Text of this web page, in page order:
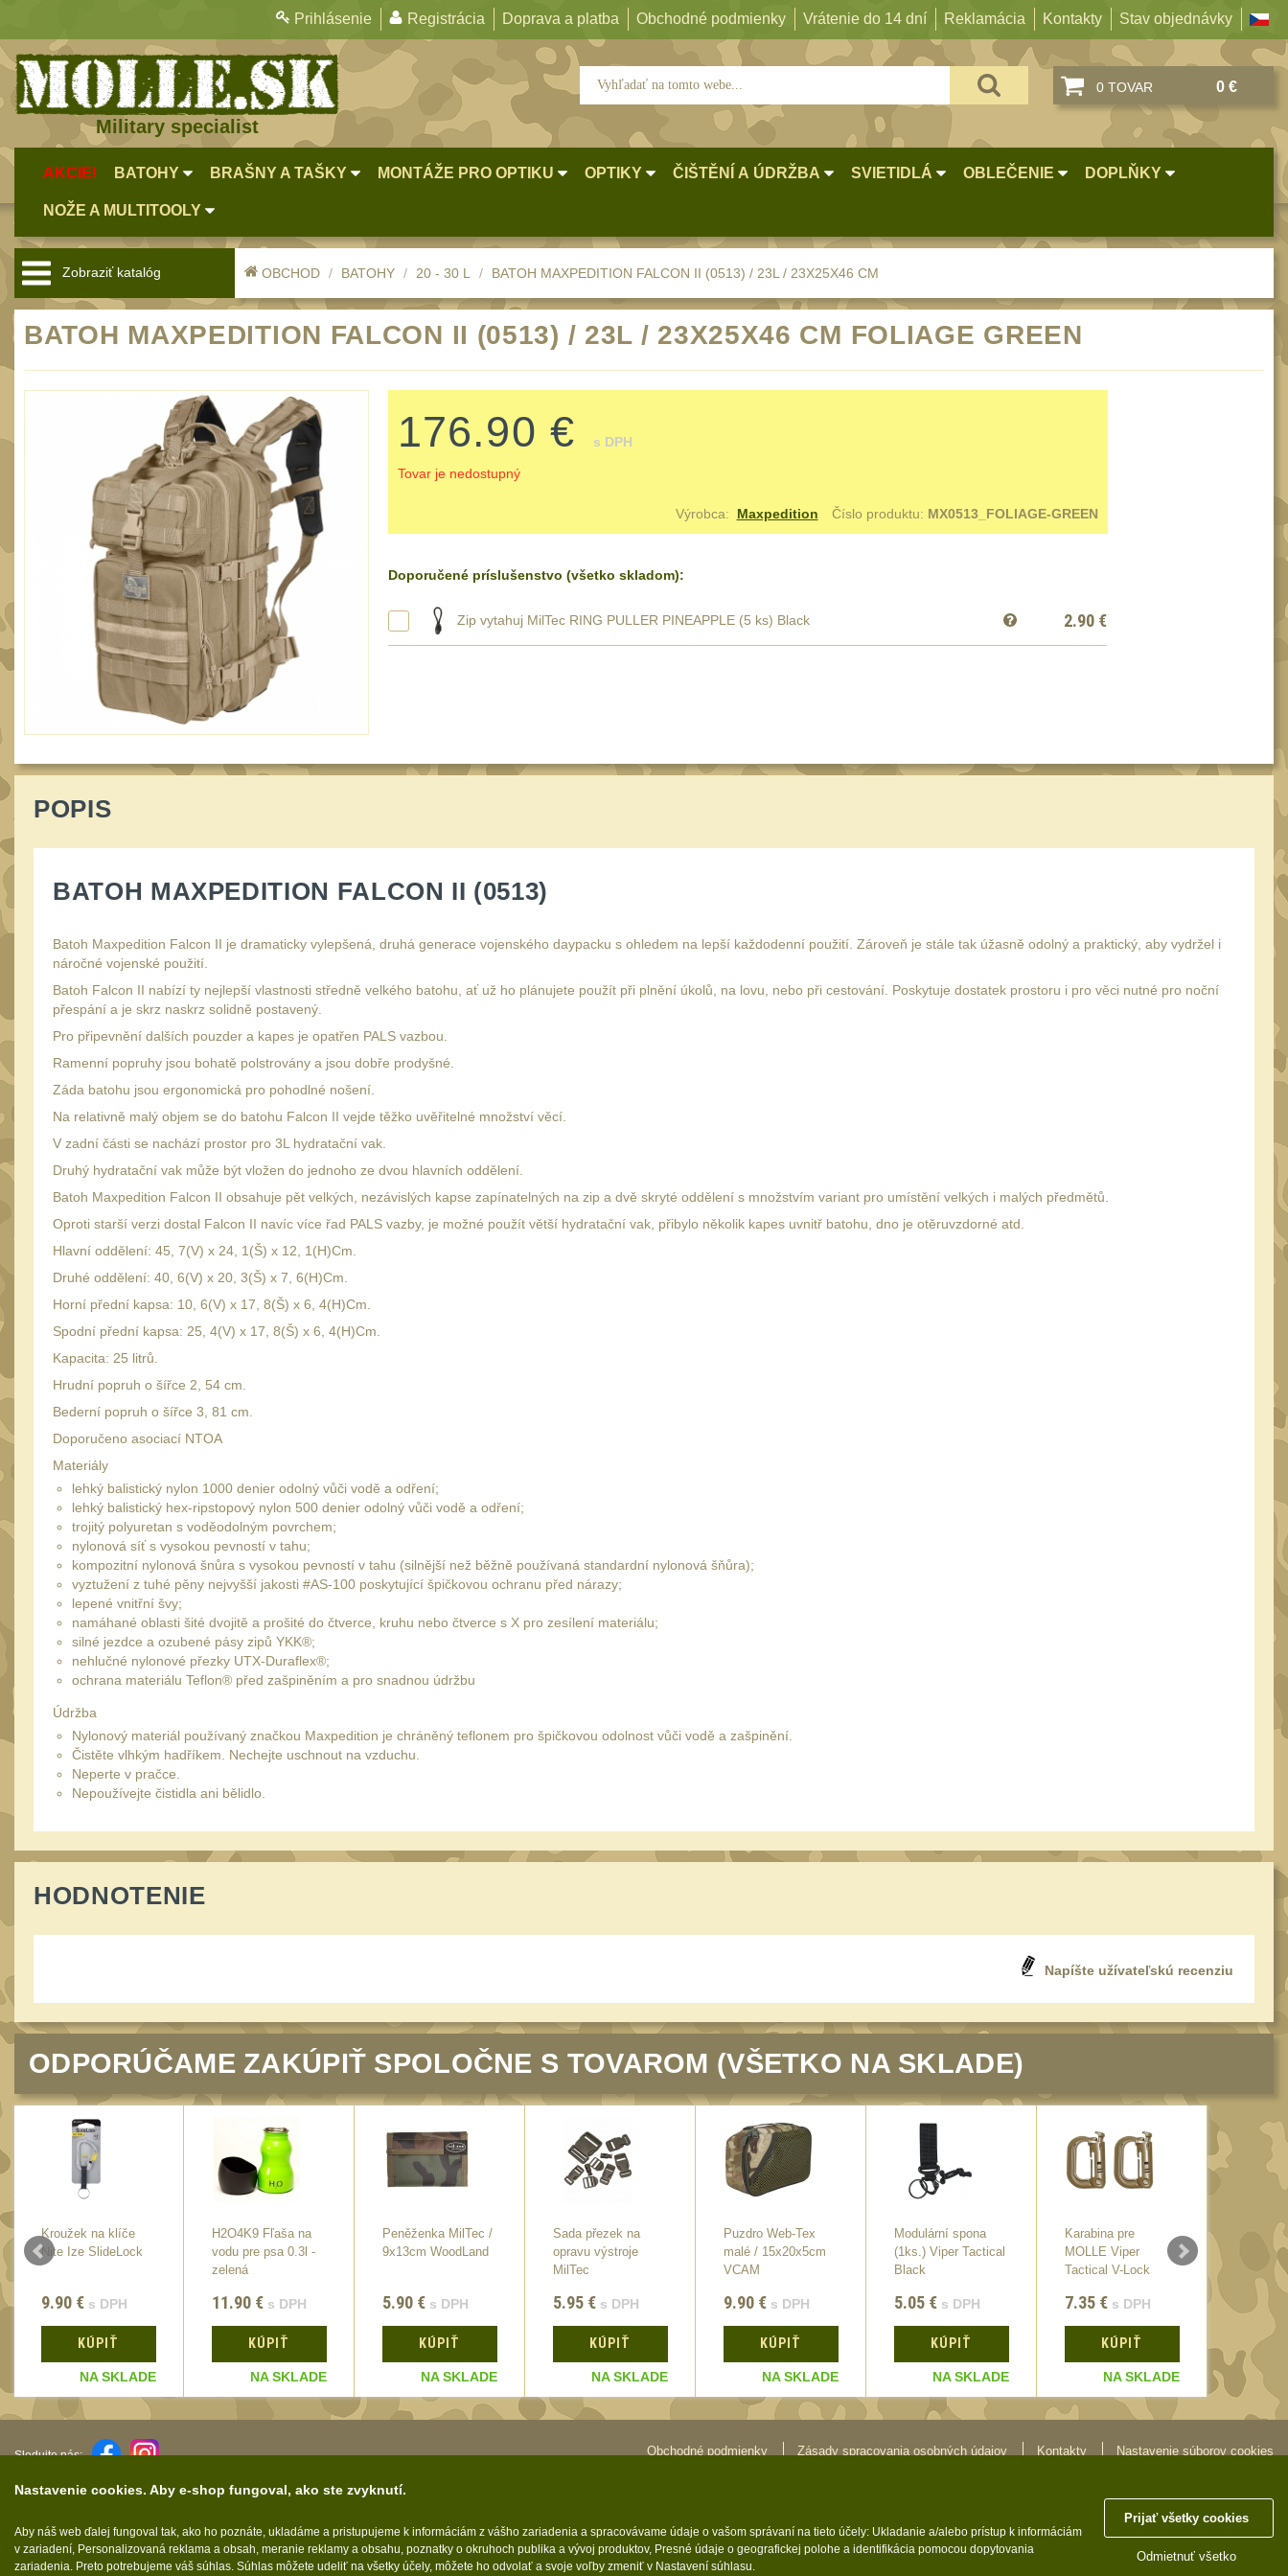
Prihlásenie Registrácia Doprava a platba Obchodné podmienky Vrátenie do 14 dní Reklamácia Kontakty Stav objednávky
Military specialist
0 TOVAR 0 €
AKCIE! BATOHY BRAŠNY A TAŠKY MONTÁŽE PRO OPTIKU OPTIKY ČIŠTĚNÍ A ÚDRŽBA SVIETIDLÁ OBLEČENIE DOPLŇKY
NOŽE A MULTITOOLY
Zobraziť katalóg OBCHOD BATOHY 20 - 30 L BATOH MAXPEDITION FALCON II (0513) / 23L / 23X25X46 CM
BATOH MAXPEDITION FALCON II (0513) / 23L / 23X25X46 CM FOLIAGE GREEN
176.90 € s DPH
Tovar je nedostupný
Výrobca: Maxpedition Číslo produktu: MX0513_FOLIAGE-GREEN
Doporučené príslušenstvo (všetko skladom):
Zip vytahuj MilTec RING PULLER PINEAPPLE (5 ks) Black 2.90 €
POPIS
BATOH MAXPEDITION FALCON II (0513)
Batoh Maxpedition Falcon II je dramaticky vylepšená, druhá generace vojenského daypacku s ohledem na lepší každodenní použití. Zároveň je stále tak úžasně odolný a praktický, aby vydržel i
náročné vojenské použití.
Batoh Falcon II nabízí ty nejlepší vlastnosti středně velkého batohu, ať už ho plánujete použít při plnění úkolů, na lovu, nebo při cestování. Poskytuje dostatek prostoru i pro věci nutné pro noční
přespání a je skrz naskrz solidně postavený.
Pro připevnění dalších pouzder a kapes je opatřen PALS vazbou.
Ramenní popruhy jsou bohatě polstrovány a jsou dobře prodyšné.
Záda batohu jsou ergonomická pro pohodlné nošení.
Na relativně malý objem se do batohu Falcon II vejde těžko uvěřitelné množství věcí.
V zadní části se nachází prostor pro 3L hydratační vak.
Druhý hydratační vak může být vložen do jednoho ze dvou hlavních oddělení.
Batoh Maxpedition Falcon II obsahuje pět velkých, nezávislých kapse zapínatelných na zip a dvě skryté oddělení s množstvím variant pro umístění velkých i malých předmětů.
Oproti starší verzi dostal Falcon II navíc více řad PALS vazby, je možné použít větší hydratační vak, přibylo několik kapes uvnitř batohu, dno je otěruvzdorné atd.
Hlavní oddělení: 45, 7(V) x 24, 1(Š) x 12, 1(H)Cm.
Druhé oddělení: 40, 6(V) x 20, 3(Š) x 7, 6(H)Cm.
Horní přední kapsa: 10, 6(V) x 17, 8(Š) x 6, 4(H)Cm.
Spodní přední kapsa: 25, 4(V) x 17, 8(Š) x 6, 4(H)Cm.
Kapacita: 25 litrů.
Hrudní popruh o šířce 2, 54 cm.
Bederní popruh o šířce 3, 81 cm.
Doporučeno asociací NTOA
Materiály
lehký balistický nylon 1000 denier odolný vůči vodě a odření;
lehký balistický hex-ripstopový nylon 500 denier odolný vůči vodě a odření;
trojitý polyuretan s voděodolným povrchem;
nylonová síť s vysokou pevností v tahu;
kompozitní nylonová šnůra s vysokou pevností v tahu (silnější než běžně používaná standardní nylonová šňůra);
vyztužení z tuhé pěny nejvyšší jakosti #AS-100 poskytující špičkovou ochranu před nárazy;
lepené vnitřní švy;
namáhané oblasti šité dvojitě a prošité do čtverce, kruhu nebo čtverce s X pro zesílení materiálu;
silné jezdce a ozubené pásy zipů YKK®;
nehlučné nylonové přezky UTX-Duraflex®;
ochrana materiálu Teflon® před zašpiněním a pro snadnou údržbu
Údržba
Nylonový materiál používaný značkou Maxpedition je chráněný teflonem pro špičkovou odolnost vůči vodě a zašpinění.
Čistěte vlhkým hadříkem. Nechejte uschnout na vzduchu.
Neperte v pračce.
Nepoužívejte čistidla ani bělidlo.
HODNOTENIE
Napíšte užívateľskú recenziu
ODPORÚČAME ZAKÚPIŤ SPOLOČNE S TOVAROM (VŠETKO NA SKLADE)
Kroužek na klíče
Nite Ize SlideLock
9.90 € s DPH
KÚPIŤ
NA SKLADE
H2O4K9 Fľaša na
vodu pre psa 0.3l -
zelená
11.90 € s DPH
KÚPIŤ
NA SKLADE
Peněženka MilTec /
9x13cm WoodLand
5.90 € s DPH
KÚPIŤ
NA SKLADE
Sada přezek na
opravu výstroje
MilTec
5.95 € s DPH
KÚPIŤ
NA SKLADE
Puzdro Web-Tex
malé / 15x20x5cm
VCAM
9.90 € s DPH
KÚPIŤ
NA SKLADE
Modulární spona
(1ks.) Viper Tactical
Black
5.05 € s DPH
KÚPIŤ
NA SKLADE
Karabina pre
MOLLE Viper
Tactical V-Lock
7.35 € s DPH
KÚPIŤ
NA SKLADE
MOLLE
svítilnu
5.05
Sledujte nás: Obchodné podmienky Zásady spracovania osobných údajov Kontakty Nastavenie súborov cookies
Molle.sk © 2026
Tieto internetové stránky používajú súbory cookie.
Nastavenie cookies. Aby e-shop fungoval, ako ste zvyknutí.
Aby náš web ďalej fungoval tak, ako ho poznáte, ukladáme a pristupujeme k informáciám z vášho zariadenia a spracovávame údaje o vašom správaní na tieto účely: Ukladanie a/alebo prístup k informáciám
v zariadení, Personalizovaná reklama a obsah, meranie reklamy a obsahu, poznatky o okruhoch publika a vývoj produktov, Presné údaje o geografickej polohe a identifikácia pomocou dopytovania
zariadenia. Preto potrebujeme váš súhlas. Súhlas môžete udeliť na všetky účely, môžete ho odvolať a svoje voľby zmeniť v Nastavení súhlasu.
Prijať všetky cookies
Odmietnuť všetko